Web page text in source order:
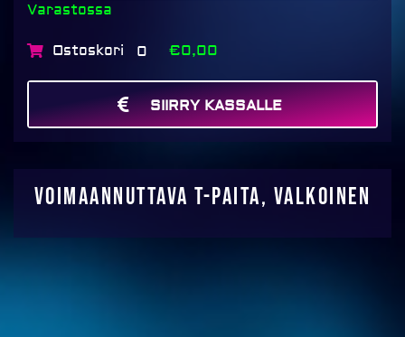
Varastossa
Ostoskori 0 €0,00
SIIRRY KASSALLE
Voimaannuttava T-paita, valkoinen